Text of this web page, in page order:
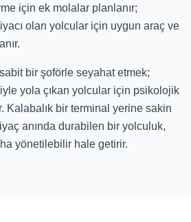
için ek molalar planlanır;
olan yolcular için uygun araç ve
bir şoförle seyahat etmek;
yola çıkan yolcular için psikolojik
Kalabalık bir terminal yerine sakin
anında durabilen bir yolculuk,
yönetilebilir hale getirir.